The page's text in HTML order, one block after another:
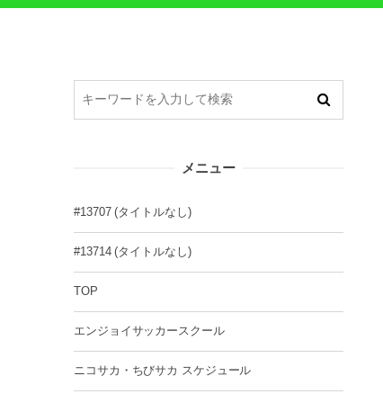
メニュー
#13707 (タイトルなし)
#13714 (タイトルなし)
TOP
エンジョイサッカースクール
ニコサカ・ちびサカ スケジュール